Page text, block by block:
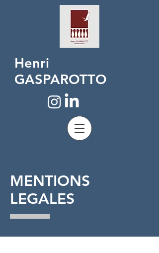
Henri
GASPAROTTO
MENTIONS
LEGALES